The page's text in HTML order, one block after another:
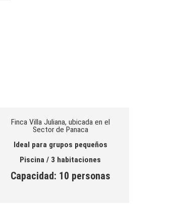
Finca Villa Juliana, ubicada en el
Sector de Panaca
Ideal para grupos pequeños
Piscina / 3 habitaciones
Capacidad: 10 personas